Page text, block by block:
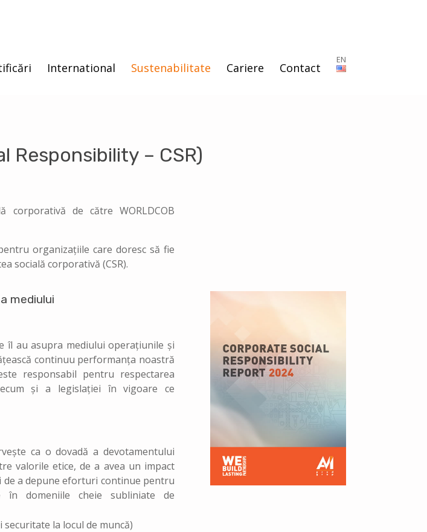
International Sustenabilitate Cariere Contact
Responsibility – CSR)
corporativă de către WORLDCOB
organizațiile care doresc să fie
socială corporativă (CSR).
mediului
îl au asupra mediului operațiunile și
continuu performanța noastră
responsabil pentru respectarea
și a legislației în vigoare ce
ca o dovadă a devotamentului
valorile etice, de a avea un impact
de a depune eforturi continue pentru
în domeniile cheie subliniate de
la locul de muncă)